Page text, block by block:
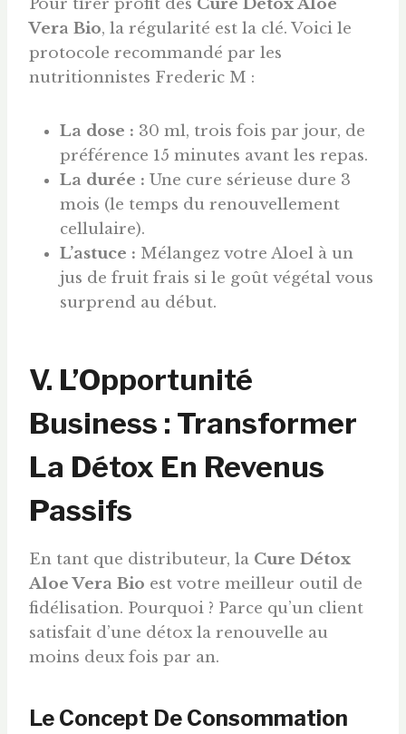
Pour tirer profit des Cure Détox Aloe
Vera Bio, la régularité est la clé. Voici le
protocole recommandé par les
nutritionnistes Frederic M :
La dose : 30 ml, trois fois par jour, de
préférence 15 minutes avant les repas.
La durée : Une cure sérieuse dure 3
mois (le temps du renouvellement
cellulaire).
L’astuce : Mélangez votre Aloel à un
jus de fruit frais si le goût végétal vous
surprend au début.
V. L’Opportunité
Business : Transformer
La Détox En Revenus
Passifs
En tant que distributeur, la Cure Détox
Aloe Vera Bio est votre meilleur outil de
fidélisation. Pourquoi ? Parce qu’un client
satisfait d’une détox la renouvelle au
moins deux fois par an.
Le Concept De Consommation